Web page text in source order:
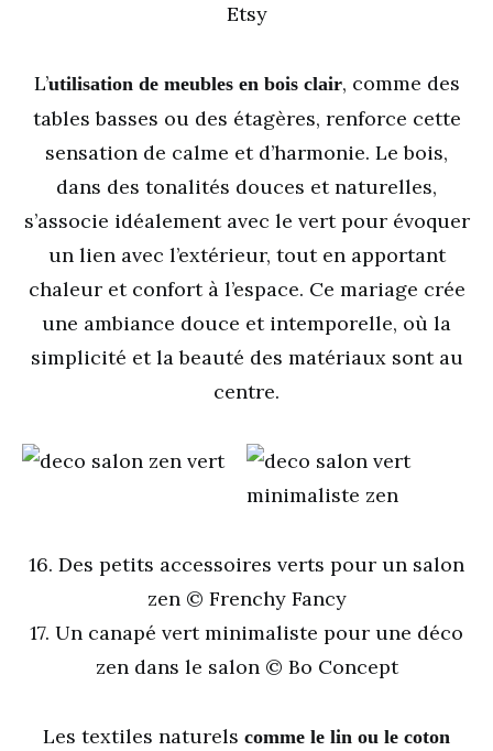
Etsy
L’utilisation de meubles en bois clair, comme des
tables basses ou des étagères, renforce cette
sensation de calme et d’harmonie. Le bois,
dans des tonalités douces et naturelles,
s’associe idéalement avec le vert pour évoquer
un lien avec l’extérieur, tout en apportant
chaleur et confort à l’espace. Ce mariage crée
une ambiance douce et intemporelle, où la
simplicité et la beauté des matériaux sont au
centre.
16. Des petits accessoires verts pour un salon
zen © Frenchy Fancy
17. Un canapé vert minimaliste pour une déco
zen dans le salon © Bo Concept
Les textiles naturels comme le lin ou le coton